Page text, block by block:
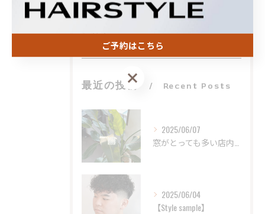
刈り上げ
カラー
最近の投稿 Recent Posts
2025/06/07
2025/06/04
【Style sample】
ご予約はこちら
ご予約はこちら